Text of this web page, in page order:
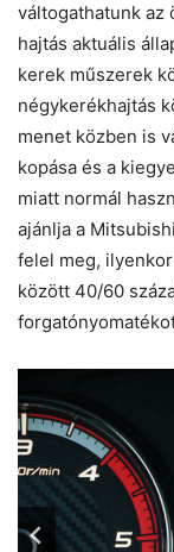
váltogathatunk az
hajtás aktuális
kerek műszerek
négykerékhajtás
menet közben is
kopása és a
miatt normál
ajánlja a
felel meg,
között 40/60